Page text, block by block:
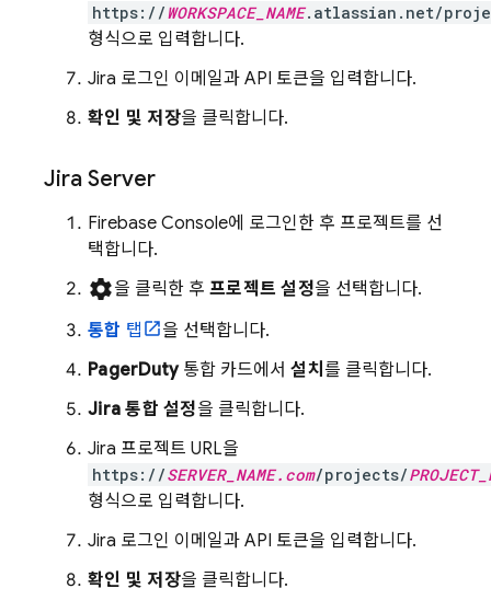
https://WORKSPACE_NAME.atlassian.net/
형식으로 입력합니다.
Jira 로그인 이메일과 API 토큰을 입력합니다.
확인 및 저장을 클릭합니다.
Jira Server
Firebase Console에 로그인한 후 프로젝트를 선
택합니다.
settings을 클릭한 후 프로젝트 설정을 선택합니다.
통합 탭
을 선택합니다.
PagerDuty통합 카드에서설치 를 클릭합니다.
Jira 통합 설정을 클릭합니다.
Jira 프로젝트 URL을
https://SERVER_NAME.com/projects/
형식으로 입력합니다.
Jira 로그인 이메일과 API 토큰을 입력합니다.
확인 및 저장을 클릭합니다.